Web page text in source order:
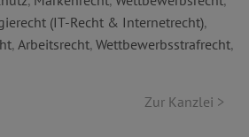
(IT-Recht & Internetrecht),
, Arbeitsrecht, Wettbewerbsstrafrecht,
Zur Kanzlei >